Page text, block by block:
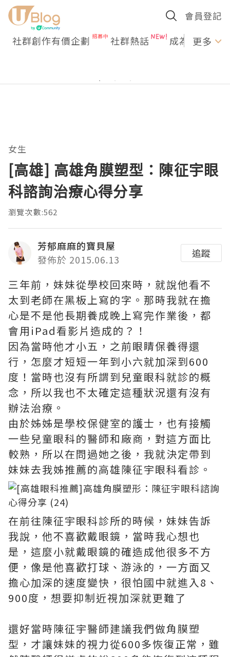
會員登記
社群創作有價企劃 社群熱話 成為U更多
女生
[高雄] 高雄角膜塑型：陳征宇眼
科諮詢治療心得分享
瀏覽次數:562
芳郁麻麻的寶貝屋
發佈於 2015.06.13
追蹤
三年前，妹妹從學校回來時，就說他看不
太到老師在黑板上寫的字。那時我就在擔
心是不是他長期養成晚上寫完作業後，都
會用iPad看影片造成的？！
因為當時他才小五，之前眼睛保養得還
行，怎麼才短短一年到小六就加深到600
度！當時也沒有所謂到兒童眼科就診的概
念，所以我也不太確定這種狀況還有沒有
辦法治療。
由於姊姊是學校保健室的護士，也有接觸
一些兒童眼科的醫師和廠商，對這方面比
較熟，所以在問過她之後，我就決定帶到
妹妹去我姊推薦的高雄陳征宇眼科看診。
在前往陳征宇眼科診所的時候，妹妹告訴
我說，他不喜歡戴眼鏡，當時我心想也
是，這麼小就戴眼鏡的確造成他很多不方
便，像是他喜歡打球、游泳的，一方面又
擔心加深的速度變快，很怕國中就進入8、
900度，想要抑制近視加深就更難了
還好當時陳征宇醫師建議我們做角膜塑
型，才讓妹妹的視力從600多恢復正常，雖